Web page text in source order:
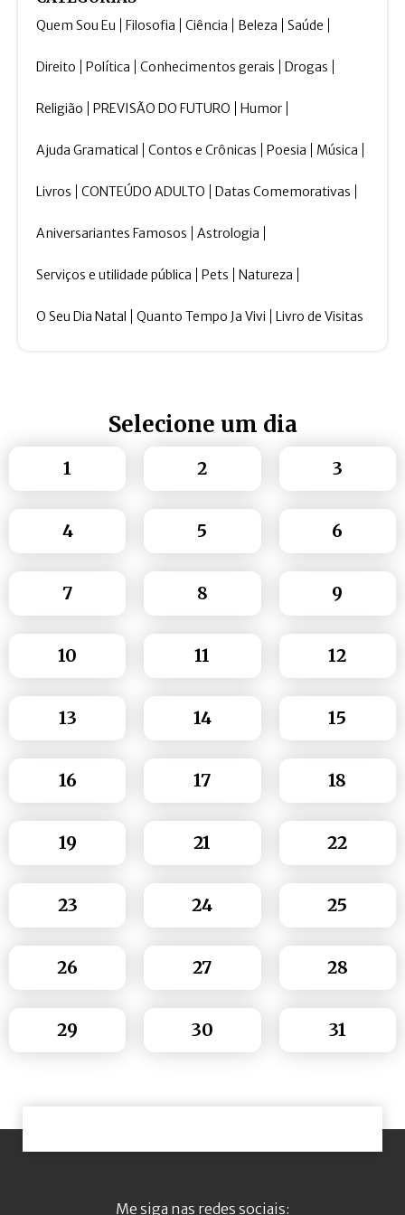
Quem Sou Eu Filosofia Ciência Beleza Saúde
Direito Política Conhecimentos gerais Drogas
Religião PREVISÃO DO FUTURO Humor
Ajuda Gramatical Contos e Crônicas Poesia Música
Livros CONTEÚDO ADULTO Datas Comemorativas
Aniversariantes Famosos Astrologia
Serviços e utilidade pública Pets Natureza
O Seu Dia Natal Quanto Tempo Ja Vivi Livro de Visitas
Selecione um dia
1 2 3
4 5 6
7 8 9
10 11 12
13 14 15
16 17 18
19 21 22
23 24 25
26 27 28
29 30 31
Me siga nas redes sociais: